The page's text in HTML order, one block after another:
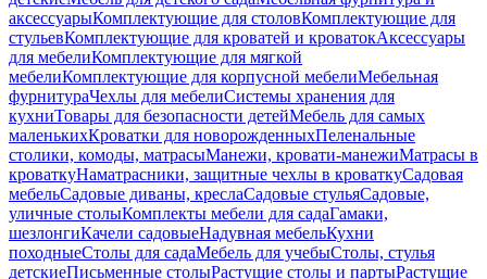
аксессуарыКомплектующие для столовКомплектующие для
стульевКомплектующие для кроватей и кроватокАксессуары
для мебелиКомплектующие для мягкой
мебелиКомплектующие для корпусной мебелиМебельная
фурнитураЧехлы для мебелиСистемы хранения для
кухниТовары для безопасности детейМебель для самых
маленькихКроватки для новорожденныхПеленальные
столики, комоды, матрасыМанежи, кровати-манежиМатрасы в
кроваткуНаматрасники, защитные чехлы в кроваткуСадовая
мебельСадовые диваны, креслаСадовые стульяСадовые,
уличные столыКомплекты мебели для садаГамаки,
шезлонгиКачели садовыеНадувная мебельКухни
походныеСтолы для садаМебель для учебыСтолы, стулья
детскиеПисьменные столыРастущие столы и партыРастущие